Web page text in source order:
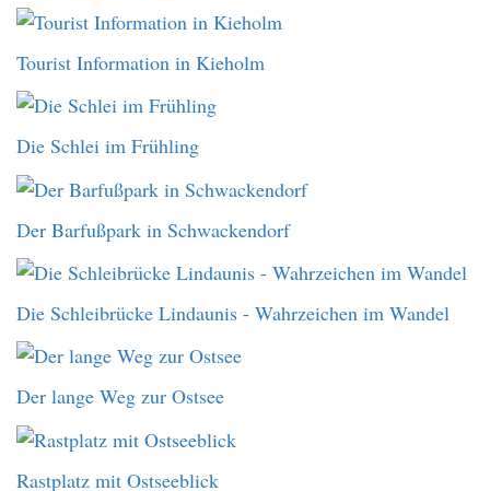
Tourist Information in Kieholm
Die Schlei im Frühling
Der Barfußpark in Schwackendorf
Die Schleibrücke Lindaunis - Wahrzeichen im Wandel
Der lange Weg zur Ostsee
Rastplatz mit Ostseeblick